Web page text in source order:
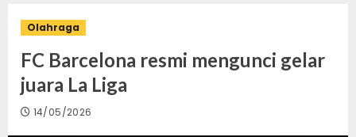
Olahraga
FC Barcelona resmi mengunci gelar
juara La Liga
14/05/2026